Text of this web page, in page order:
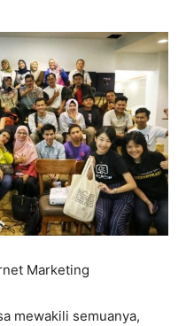
Marketing
mewakili semuanya,